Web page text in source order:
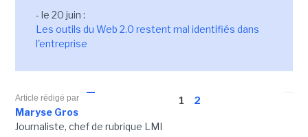
- le 20 juin :
Les outils du Web 2.0 restent mal identifiés dans
l'entreprise
1 2
Article rédigé par
Maryse Gros
Journaliste, chef de rubrique LMI